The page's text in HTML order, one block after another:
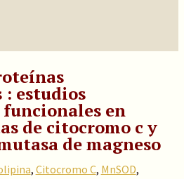
estudios
en
de citocromo c y
de magneso
, Citocromo C, MnSOD,